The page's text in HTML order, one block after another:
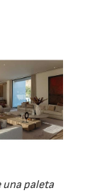
una paleta